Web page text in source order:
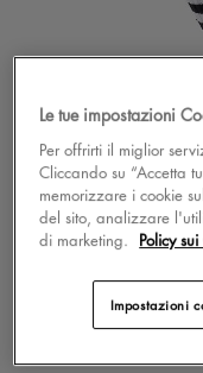
Le tue impostazioni
Per offrirti il miglior
Cliccando su “Accetta
memorizzare i cookie
del sito, analizzare
di marketing. Policy
Impostazioni